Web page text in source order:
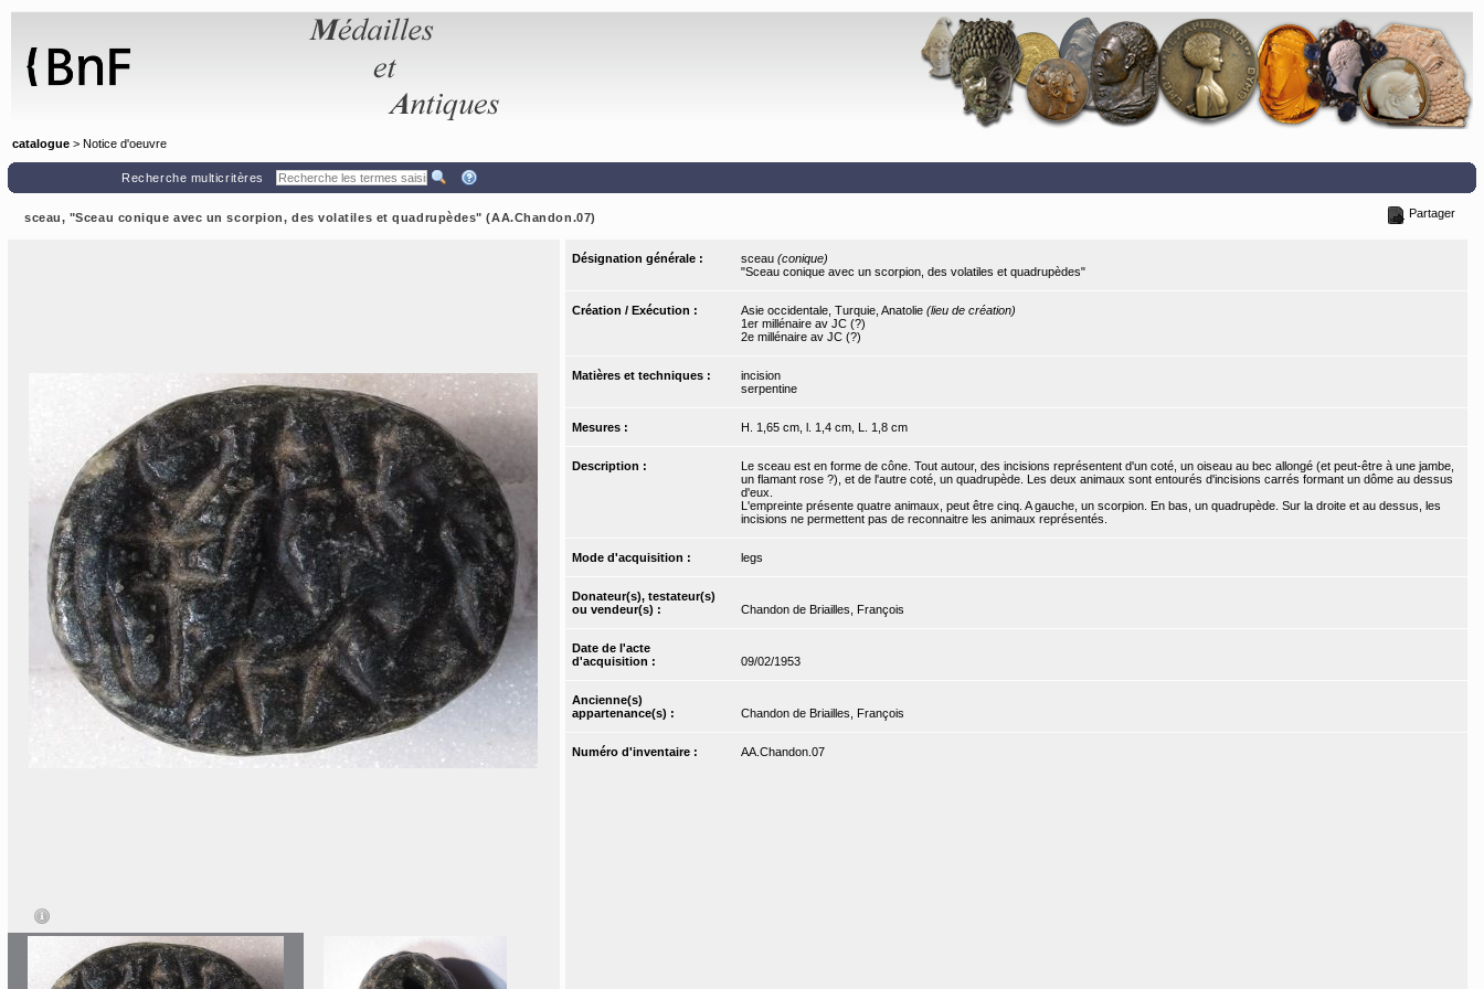
catalogue > Notice d'oeuvre
Recherche multicritères
sceau, "Sceau conique avec un scorpion, des volatiles et quadrupèdes" (AA.Chandon.07) Partager
Désignation générale : sceau (conique)
"Sceau conique avec un scorpion, des volatiles et quadrupèdes"
Création / Exécution : Asie occidentale, Turquie, Anatolie (lieu de création)
1er millénaire av JC (?)
2e millénaire av JC (?)
Matières et techniques :
incision
serpentine
Mesures : H. 1,65 cm, l. 1,4 cm, L. 1,8 cm
Description :
Le sceau est en forme de cône. Tout autour, des incisions représentent d'un coté, un oiseau au bec allongé (et peut-être à une jambe,
un flamant rose ?), et de l'autre coté, un quadrupède. Les deux animaux sont entourés d'incisions carrés formant un dôme au dessus
d'eux.
L'empreinte présente quatre animaux, peut être cinq. A gauche, un scorpion. En bas, un quadrupède. Sur la droite et au dessus, les
incisions ne permettent pas de reconnaitre les animaux représentés.
Mode d'acquisition : legs
Donateur(s), testateur(s)
ou vendeur(s) :
Chandon de Briailles, François
Date de l'acte
d'acquisition :
09/02/1953
Ancienne(s)
appartenance(s) :
Chandon de Briailles, François
Numéro d'inventaire : AA.Chandon.07